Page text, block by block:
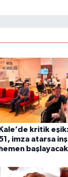
Kale’de kritik
imza atarsa
hemen